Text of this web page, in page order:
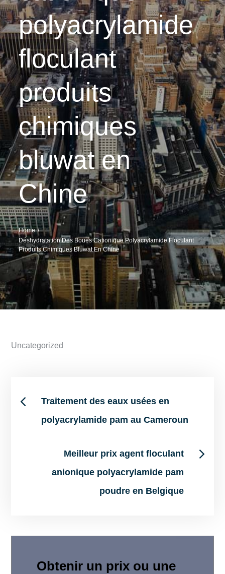
polyacrylamide
floculant
produits
chimiques
bluwat en
Chine
Home
Déshydratation Des Boues Cationique Polyacrylamide Floculant
Produits Chimiques Bluwat En Chine
Uncategorized
Post
navigation
Traitement des eaux usées en
polyacrylamide pam au Cameroun
Meilleur prix agent floculant
anionique polyacrylamide pam
poudre en Belgique
Obtenir un prix ou une